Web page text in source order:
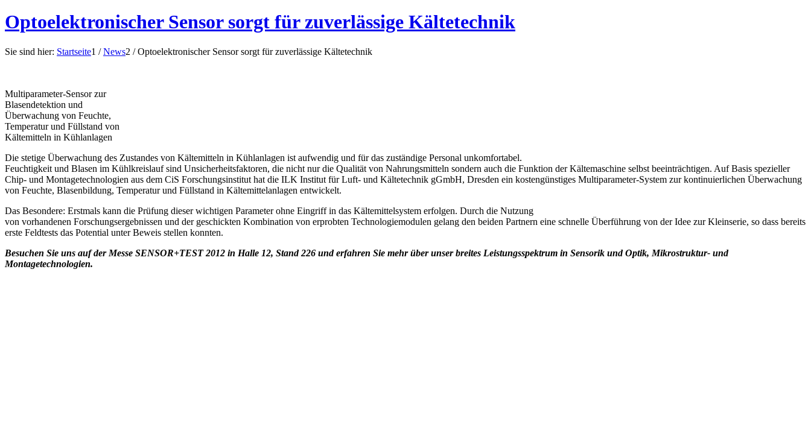
Optoelektronischer Sensor sorgt für zuverlässige Kältetechnik
Sie sind hier: Startseite1 / News2 / Optoelektronischer Sensor sorgt für zuverlässige Kältetechnik
Multiparameter-Sensor zur
Blasendetektion und
Überwachung von Feuchte,
Temperatur und Füllstand von
Kältemitteln in Kühlanlagen
Die stetige Überwachung des Zustandes von Kältemitteln in Kühlanlagen ist aufwendig und für das zuständige Personal unkomfortabel.
Feuchtigkeit und Blasen im Kühlkreislauf sind Unsicherheitsfaktoren, die nicht nur die Qualität von Nahrungsmitteln sondern auch die Funktion der Kältemaschine selbst beeinträchtigen. Auf Basis spezieller
Chip- und Montagetechnologien aus dem CiS Forschungsinstitut hat die ILK Institut für Luft- und Kältetechnik gGmbH, Dresden ein kostengünstiges Multiparameter-System zur kontinuierlichen Überwachung
von Feuchte, Blasenbildung, Temperatur und Füllstand in Kältemittelanlagen entwickelt.
Das Besondere: Erstmals kann die Prüfung dieser wichtigen Parameter ohne Eingriff in das Kältemittelsystem erfolgen. Durch die Nutzung
von vorhandenen Forschungsergebnissen und der geschickten Kombination von erprobten Technologiemodulen gelang den beiden Partnern eine schnelle Überführung von der Idee zur Kleinserie, so dass bereits
erste Feldtests das Potential unter Beweis stellen konnten.
Besuchen Sie uns auf der Messe SENSOR+TEST 2012 in Halle 12, Stand 226 und erfahren Sie mehr über unser breites Leistungsspektrum in Sensorik und Optik, Mikrostruktur- und
Montagetechnologien.